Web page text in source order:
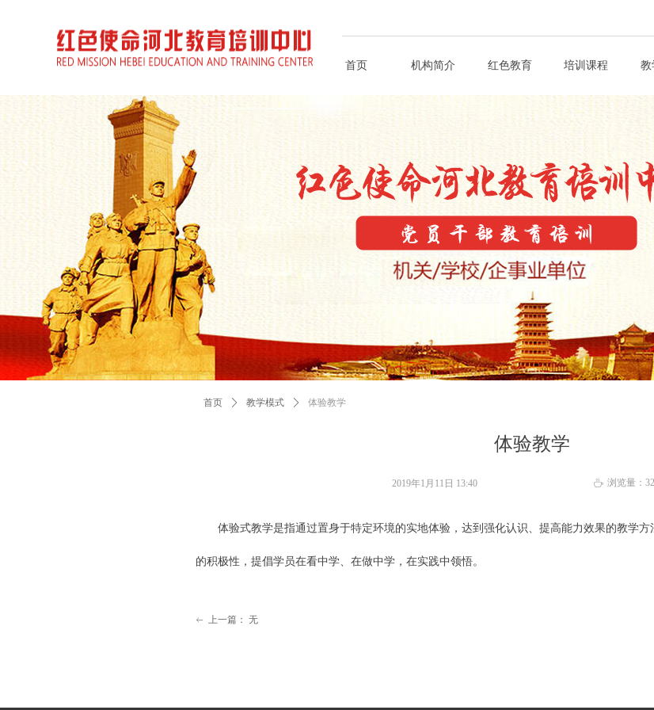
首页 机构简介 红色教育 培训课程 教
体验教学
首页 ꄲ 教学模式 ꄲ 体验教学
体验式教学是指通过置身于特定环境的实地体验，达到强化认识、提高能力效果的教学
的积极性，提倡学员在看中学、在做中学，在实践中领悟。
2019年1月11日 13:40 ꄘ 浏览量：
ꂃ 上一篇： 无